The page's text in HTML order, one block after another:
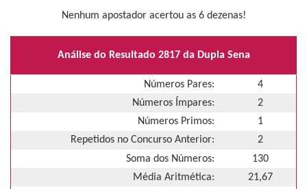
Nenhum apostador acertou as 6 dezenas!
Análise do Resultado 2817 da Dupla Sena
Números Pares:
4
Números Ímpares:
2
Números Primos:
1
Repetidos no Concurso Anterior:
2
Soma dos Números:
130
Média Aritmética:
21,67